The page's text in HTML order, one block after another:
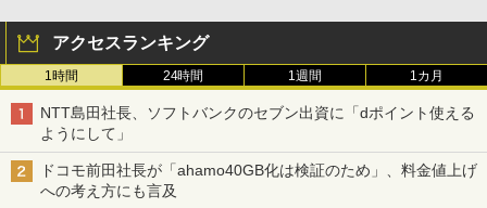
アクセスランキング
1時間 24時間 1週間 1カ月
NTT島田社長、ソフトバンクのセブン出資に「dポイント使える
ようにして」
ドコモ前田社長が「ahamo40GB化は検証のため」、料金値上げ
への考え方にも言及